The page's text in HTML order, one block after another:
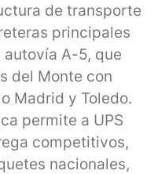
de transporte
principales
A-5, que
del Monte con
Madrid y Toledo.
permite a UPS
competitivos,
nacionales,